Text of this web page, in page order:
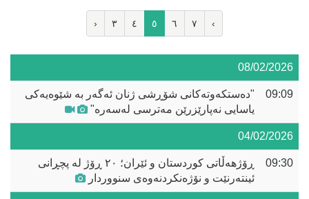
‹ ٣ ٤ ٥ ٦ ٧ ›
08/02/2026
09:09
"دەستکەوتەکانی شۆڕشی ژنان ئەگەر بە شێوەیەکی
یاسایی نەپارێزرێن مەترسی لەسەرە"
04/02/2026
09:30
ڕۆژهەڵاتی کوردستان و ئێران؛ ٢٠ ڕۆژ لە پچڕانی
ئینتەرنێت و نۆژەنکردنەوەی سنووردار